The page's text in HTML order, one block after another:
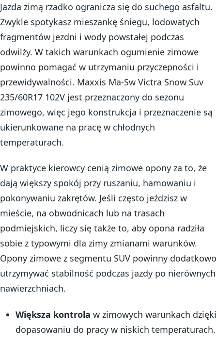
Jazda zimą rzadko ogranicza się do suchego asfaltu.
Zwykle spotykasz mieszankę śniegu, lodowatych
fragmentów jezdni i wody powstałej podczas
odwilży. W takich warunkach ogumienie zimowe
powinno pomagać w utrzymaniu przyczepności i
przewidywalności. Maxxis Ma-Sw Victra Snow Suv
235/60R17 102V jest przeznaczony do sezonu
zimowego, więc jego konstrukcja i przeznaczenie są
ukierunkowane na pracę w chłodnych
temperaturach.
W praktyce kierowcy cenią zimowe opony za to, że
dają większy spokój przy ruszaniu, hamowaniu i
pokonywaniu zakrętów. Jeśli często jeździsz w
mieście, na obwodnicach lub na trasach
podmiejskich, liczy się także to, aby opona radziła
sobie z typowymi dla zimy zmianami warunków.
Opony zimowe z segmentu SUV powinny dodatkowo
utrzymywać stabilność podczas jazdy po nierównych
nawierzchniach.
Większa kontrola w zimowych warunkach dzięki
dopasowaniu do pracy w niskich temperaturach.